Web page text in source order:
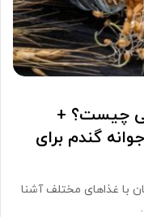
چیست؟ +
گندم برای
با غذاهای مختلف آشنا